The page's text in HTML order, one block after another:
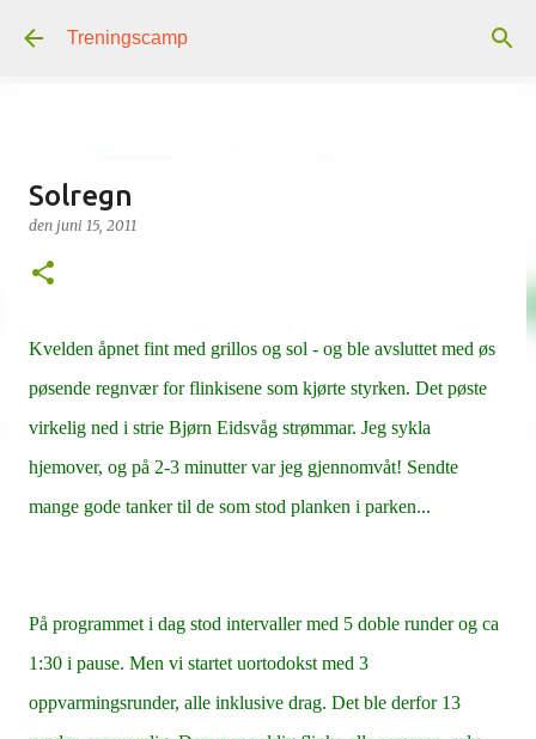
Gå til hovedinnhold
Treningscamp
Solregn
den juni 15, 2011
Kvelden åpnet fint med grillos og sol - og ble avsluttet med øs
pøsende regnvær for flinkisene som kjørte styrken. Det pøste
virkelig ned i strie Bjørn Eidsvåg strømmar. Jeg sykla
hjemover, og på 2-3 minutter var jeg gjennomvåt! Sendte
mange gode tanker til de som stod planken i parken...
På programmet i dag stod intervaller med 5 doble runder og ca
1:30 i pause. Men vi startet uortodokst med 3
oppvarmingsrunder, alle inklusive drag. Det ble derfor 13